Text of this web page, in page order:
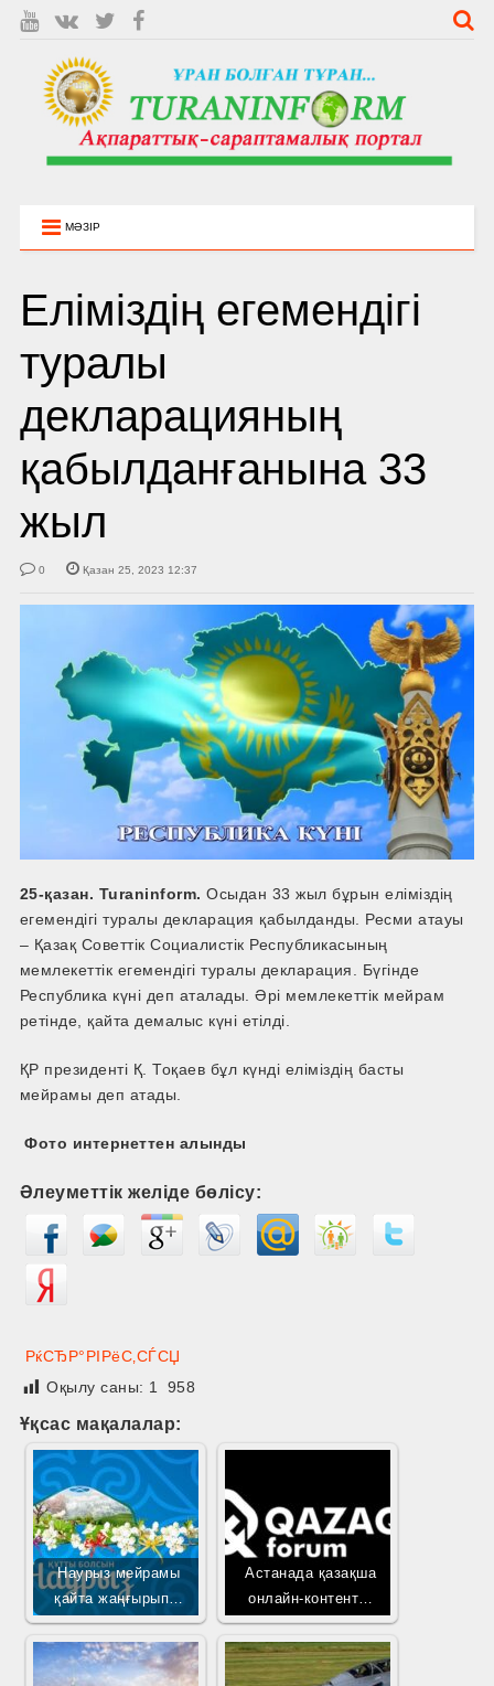
МӘЗІР
Еліміздің егемендігі
туралы
декларацияның
қабылданғанына 33
жыл
0 Қазан 25, 2023 12:37
25-қазан. Turaninform. Осыдан 33 жыл бұрын еліміздің
егемендігі туралы декларация қабылданды. Ресми атауы
– Қазақ Советтік Социалистік Республикасының
мемлекеттік егемендігі туралы декларация. Бүгінде
Республика күні деп аталады. Әрі мемлекеттік мейрам
ретінде, қайта демалыс күні етілді.
ҚР президенті Қ. Тоқаев бұл күнді еліміздің басты
мейрамы деп атады.
Фото интернеттен алынды
Әлеуметтік желіде бөлісу:
РќСЂР°РІРёС‚СЃСЏ
Оқылу саны: 1 958
Ұқсас мақалалар:
Наурыз мейрамы
қайта жаңғырып…
Астанада қазақша
онлайн-контент…